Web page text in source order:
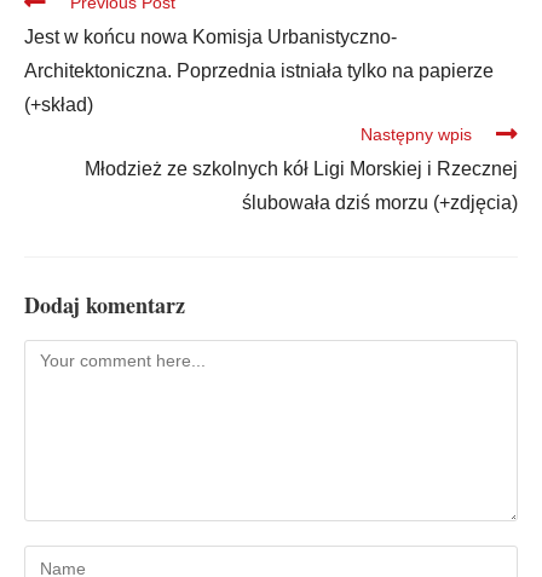
Jest w końcu nowa Komisja Urbanistyczno-
Architektoniczna. Poprzednia istniała tylko na papierze
(+skład)
Następny wpis
Młodzież ze szkolnych kół Ligi Morskiej i Rzecznej
ślubowała dziś morzu (+zdjęcia)
Dodaj komentarz